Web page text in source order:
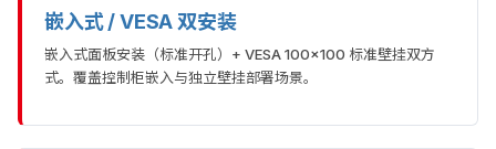
嵌入式 / VESA 双安装
嵌入式面板安装（标准开孔）+ VESA 100×100 标准壁挂双方
式。覆盖控制柜嵌入与独立壁挂部署场景。